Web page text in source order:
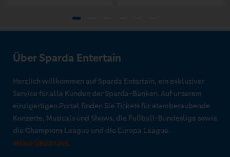
Über Sparda Entertain
Herzlich willkommen auf Sparda Entertain, ein exklusiver
Service für alle Kunden der Sparda-Banken. Auf unserem
einzigartigen Portal finden Sie Tickets für atemberaubende
Konzerte, Musicals und Shows, die Fußball-Bundesliga sowie
die Champions League und die Europa League.
MEHR ÜBER UNS